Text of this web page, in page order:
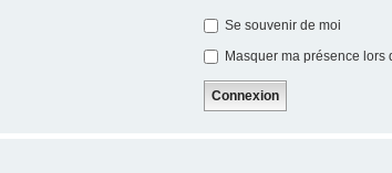
Se souvenir de moi
Masquer ma présence lors